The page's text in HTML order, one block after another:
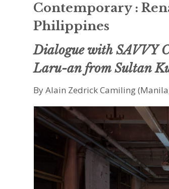
Contemporary :
Philippines
Dialogue with SAVVY
Laru-an from Sultan
By Alain Zedrick Camiling